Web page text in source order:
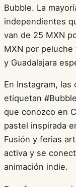
Bubble. La
independientes
van de 25 MXN
MXN por
y Guadalajara
En Instagram,
etiquetan
que conozco en
pastel inspirada
Fusión y ferias
activa y se
animación indie.